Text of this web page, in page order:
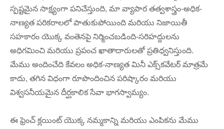
స్పష్టమైన సాక్ష్యంగా పనిచేస్తుంది, మా వ్యాపార తత్వశాస్త్రం-అధిక-
నాణ్యత పరికరాలలో పాతుకుపోయింది మరియు నిజాయితీ
సహకారం యొక్క వంతెనపై నిర్మించబడింది-సరిహద్దులను
అధిగమించి మరియు ప్రపంచ ఖాతాదారులతో ప్రతిధ్వనిస్తుంది.
మేము అందించేది కేవలం అధిక-నాణ్యత మినీ ఎక్స్‌కవేటర్ మాత్రమే
కాదు, తగిన విధంగా రూపొందించిన పరిష్కారం మరియు
విశ్వసనీయమైన దీర్ఘకాలిక సేవా భాగస్వామ్యం.
ఈ ఫ్రెంచ్ క్లయింట్ యొక్క నమ్మకాన్ని మరియు ఎంపికను మేము